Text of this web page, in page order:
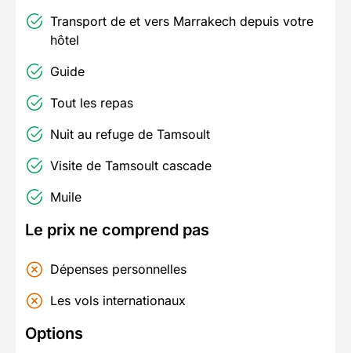
Transport de et vers Marrakech depuis votre
hôtel
Guide
Tout les repas
Nuit au refuge de Tamsoult
Visite de Tamsoult cascade
Muile
Le prix ne comprend pas
Dépenses personnelles
Les vols internationaux
Options